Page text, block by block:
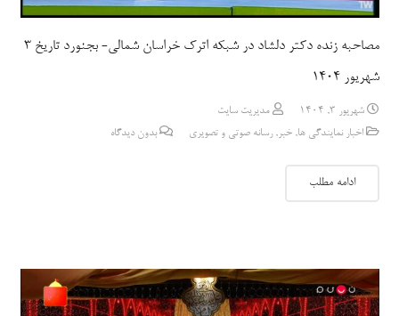
مصاحبه زنده دکتر دلشاد در شبکه اترک خراسان شمالی- بجنورد تاریخ 3
شهریور 1404
شهریور 3, 1404
مدیریت سایت
اخبار نمایندگی ها,خبر,رسانه صوتی و تصویری بدون دیدگاه
ادامه مطلب